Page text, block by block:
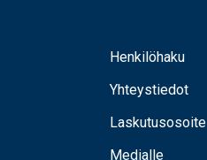
Henkilöhaku
Yhteystiedot
Laskutusosoite
Medialle